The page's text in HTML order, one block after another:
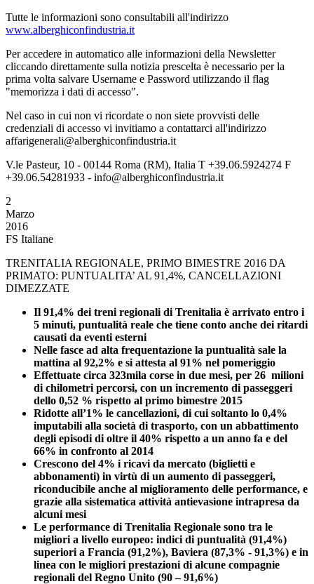
Tutte le informazioni sono consultabili all'indirizzo
www.alberghiconfindustria.it
Per accedere in automatico alle informazioni della Newsletter
cliccando direttamente sulla notizia prescelta è necessario per la
prima volta salvare Username e Password utilizzando il flag
"memorizza i dati di accesso".
Nel caso in cui non vi ricordate o non siete provvisti delle
credenziali di accesso vi invitiamo a contattarci all'indirizzo
affarigenerali@alberghiconfindustria.it
V.le Pasteur, 10 - 00144 Roma (RM), Italia T +39.06.5924274 F
+39.06.54281933 - info@alberghiconfindustria.it
2
Marzo
2016
FS Italiane
TRENITALIA REGIONALE, PRIMO BIMESTRE 2016 DA
PRIMATO: PUNTUALITA’ AL 91,4%, CANCELLAZIONI
DIMEZZATE
Il 91,4% dei treni regionali di Trenitalia è arrivato entro i
5 minuti, puntualità reale che tiene conto anche dei ritardi
causati da eventi esterni
Nelle fasce ad alta frequentazione la puntualità sale la
mattina al 92,2% e si attesta al 91% nel pomeriggio
Effettuate circa 323mila corse in due mesi, per 26 milioni
di chilometri percorsi, con un incremento di passeggeri
dello 0,52 % rispetto al primo bimestre 2015
Ridotte all’1% le cancellazioni, di cui soltanto lo 0,4%
imputabili alla società di trasporto, con un abbattimento
degli episodi di oltre il 40% rispetto a un anno fa e del
66% in confronto al 2014
Crescono del 4% i ricavi da mercato (biglietti e
abbonamenti) in virtù di un aumento di passeggeri,
riconducibile anche al miglioramento delle performance, e
grazie alla sistematica attività antievasione intrapresa da
alcuni mesi
Le performance di Trenitalia Regionale sono tra le
migliori a livello europeo: indici di puntualità (91,4%)
superiori a Francia (91,2%), Baviera (87,3% - 91,3%) e in
linea con le migliori prestazioni di alcune compagnie
regionali del Regno Unito (90 – 91,6%)